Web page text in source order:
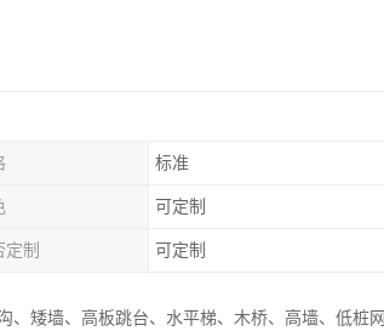
标准
可定制
定制 可定制
、矮墙、高板跳台、水平梯、木桥、高墙、低桩网